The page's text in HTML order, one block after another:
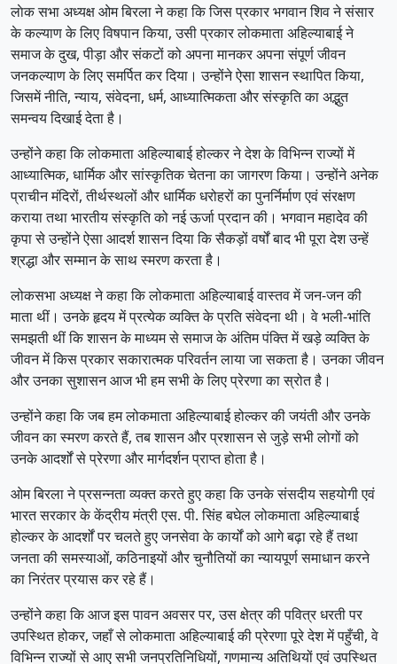
लाेक सभा अध्यक्ष ओम बिरला ने कहा कि जिस प्रकार भगवान शिव ने संसार
के कल्याण के लिए विषपान किया, उसी प्रकार लोकमाता अहिल्याबाई ने
समाज के दुख, पीड़ा और संकटों को अपना मानकर अपना संपूर्ण जीवन
जनकल्याण के लिए समर्पित कर दिया। उन्होंने ऐसा शासन स्थापित किया,
जिसमें नीति, न्याय, संवेदना, धर्म, आध्यात्मिकता और संस्कृति का अद्भुत
समन्वय दिखाई देता है।
उन्होंने कहा कि लोकमाता अहिल्याबाई होल्कर ने देश के विभिन्न राज्यों में
आध्यात्मिक, धार्मिक और सांस्कृतिक चेतना का जागरण किया। उन्होंने अनेक
प्राचीन मंदिरों, तीर्थस्थलों और धार्मिक धरोहरों का पुनर्निर्माण एवं संरक्षण
कराया तथा भारतीय संस्कृति को नई ऊर्जा प्रदान की। भगवान महादेव की
कृपा से उन्होंने ऐसा आदर्श शासन दिया कि सैकड़ों वर्षों बाद भी पूरा देश उन्हें
श्रद्धा और सम्मान के साथ स्मरण करता है।
लोकसभा अध्यक्ष ने कहा कि लोकमाता अहिल्याबाई वास्तव में जन-जन की
माता थीं। उनके हृदय में प्रत्येक व्यक्ति के प्रति संवेदना थी। वे भली-भांति
समझती थीं कि शासन के माध्यम से समाज के अंतिम पंक्ति में खड़े व्यक्ति के
जीवन में किस प्रकार सकारात्मक परिवर्तन लाया जा सकता है। उनका जीवन
और उनका सुशासन आज भी हम सभी के लिए प्रेरणा का स्रोत है।
उन्होंने कहा कि जब हम लोकमाता अहिल्याबाई होल्कर की जयंती और उनके
जीवन का स्मरण करते हैं, तब शासन और प्रशासन से जुड़े सभी लोगों को
उनके आदर्शों से प्रेरणा और मार्गदर्शन प्राप्त होता है।
ओम बिरला ने प्रसन्नता व्यक्त करते हुए कहा कि उनके संसदीय सहयोगी एवं
भारत सरकार के केंद्रीय मंत्री एस. पी. सिंह बघेल लोकमाता अहिल्याबाई
होल्कर के आदर्शों पर चलते हुए जनसेवा के कार्यों को आगे बढ़ा रहे हैं तथा
जनता की समस्याओं, कठिनाइयों और चुनौतियों का न्यायपूर्ण समाधान करने
का निरंतर प्रयास कर रहे हैं।
उन्होंने कहा कि आज इस पावन अवसर पर, उस क्षेत्र की पवित्र धरती पर
उपस्थित होकर, जहाँ से लोकमाता अहिल्याबाई की प्रेरणा पूरे देश में पहुँची, वे
विभिन्न राज्यों से आए सभी जनप्रतिनिधियों, गणमान्य अतिथियों एवं उपस्थित